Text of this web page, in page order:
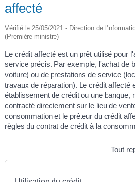
affecté
Vérifié le 25/05/2021 - Direction de
(Première ministre)
Le crédit affecté est un prêt utilisé pour
service précis. Par exemple, l'achat de
voiture) ou de prestations de service
travaux de réparation). Le crédit affecté
établissement de crédit ou une banque,
contracté directement sur le lieu de
consommation et le prêteur du crédit
règles du contrat de crédit à la
Tout